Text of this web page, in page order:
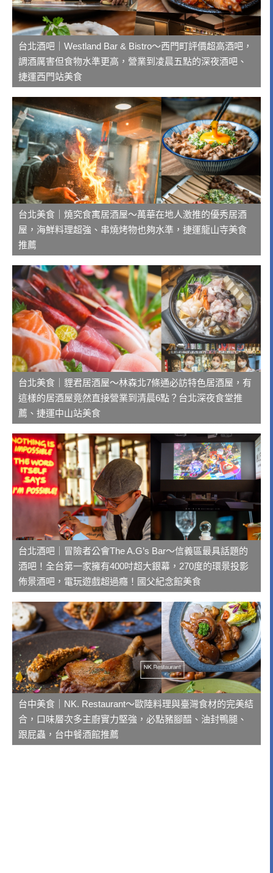
台北酒吧｜Westland Bar & Bistro～西門町評價超高酒吧，
調酒厲害但食物水準更高，營業到凌晨五點的深夜酒吧、
捷運西門站美食
台北美食｜燒究食寓居酒屋～萬華在地人激推的優秀居酒
屋，海鮮料理超強、串燒烤物也夠水準，捷運龍山寺美食
推薦
台北美食｜貍君居酒屋～林森北7條通必訪特色居酒屋，有
這樣的居酒屋竟然直接營業到清晨6點？台北深夜食堂推
薦、捷運中山站美食
台北酒吧｜冒險者公會The A.G’s Bar～信義區最具話題的
酒吧！全台第一家擁有400吋超大銀幕，270度的環景投影
佈景酒吧，電玩遊戲超過癮！國父紀念館美食
台中美食｜NK. Restaurant～歐陸料理與臺灣食材的完美結
合，口味層次多主廚實力堅強，必點豬腳醋、油封鴨腿、
跟屁蟲，台中餐酒館推薦